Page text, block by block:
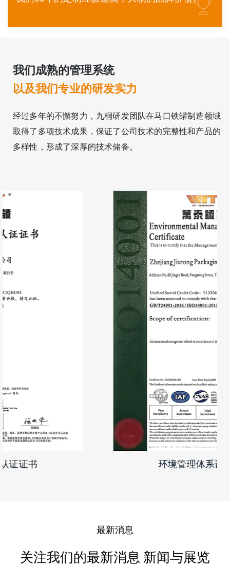
我们成熟的管理系统
以及我们专业的研发实力
经过多年的不懈努力，九桐研发团队在马口铁罐制造领域
取得了多项技术成果，保证了公司技术的完整性和产品的
多样性，形成了深厚的技术储备。
环境管理体系认证证书
最新消息
关注我们的最新消息 新闻与展览